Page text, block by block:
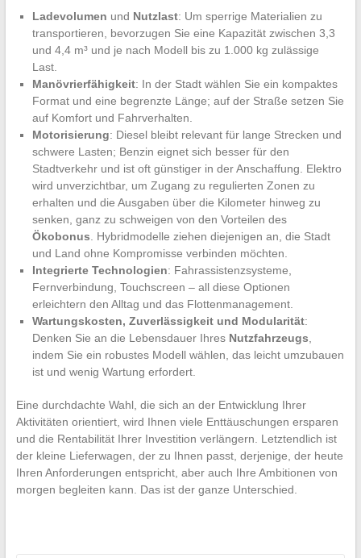
Ladevolumen und Nutzlast: Um sperrige Materialien zu
transportieren, bevorzugen Sie eine Kapazität zwischen 3,3
und 4,4 m³ und je nach Modell bis zu 1.000 kg zulässige
Last.
Manövrierfähigkeit: In der Stadt wählen Sie ein kompaktes
Format und eine begrenzte Länge; auf der Straße setzen Sie
auf Komfort und Fahrverhalten.
Motorisierung: Diesel bleibt relevant für lange Strecken und
schwere Lasten; Benzin eignet sich besser für den
Stadtverkehr und ist oft günstiger in der Anschaffung. Elektro
wird unverzichtbar, um Zugang zu regulierten Zonen zu
erhalten und die Ausgaben über die Kilometer hinweg zu
senken, ganz zu schweigen von den Vorteilen des
Ökobonus . Hybridmodelle ziehen diejenigen an, die Stadt
und Land ohne Kompromisse verbinden möchten.
Integrierte Technologien: Fahrassistenzsysteme,
Fernverbindung, Touchscreen – all diese Optionen
erleichtern den Alltag und das Flottenmanagement.
Wartungskosten, Zuverlässigkeit und Modularität:
Denken Sie an die Lebensdauer Ihres Nutzfahrzeugs
indem Sie ein robustes Modell wählen, das leicht umzubauen
ist und wenig Wartung erfordert.
Eine durchdachte Wahl, die sich an der Entwicklung Ihrer
Aktivitäten orientiert, wird Ihnen viele Enttäuschungen ersparen
und die Rentabilität Ihrer Investition verlängern. Letztendlich ist
der kleine Lieferwagen, der zu Ihnen passt, derjenige, der heute
Ihren Anforderungen entspricht, aber auch Ihre Ambitionen von
morgen begleiten kann. Das ist der ganze Unterschied.